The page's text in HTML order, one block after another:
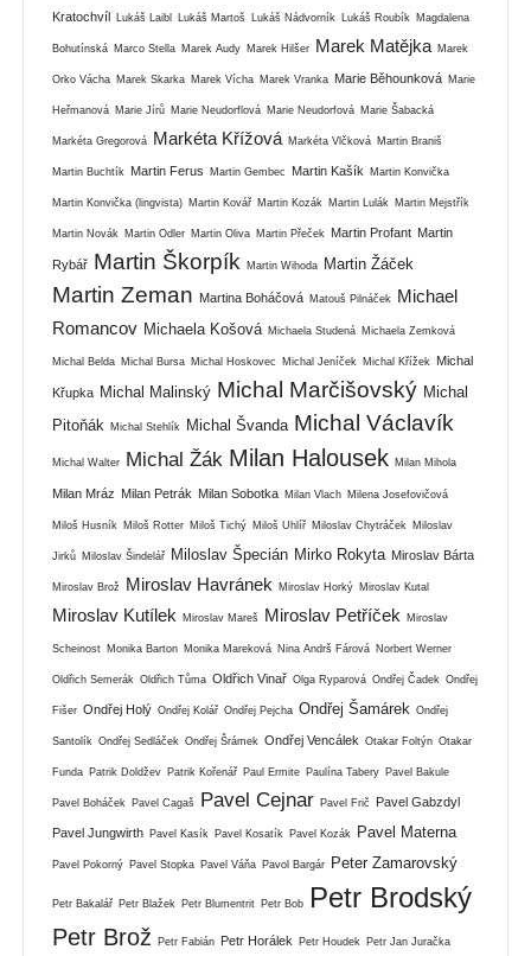
Kratochvíl Lukáš Laibl Lukáš Martoš Lukáš Nádvorník Lukáš Roubík Magdalena
Bohutínská Marco Stella Marek Audy Marek Hilšer Marek Matějka Marek
Orko Vácha Marek Skarka Marek Vícha Marek Vranka Marie Běhounková Marie
Heřmanová Marie Jírů Marie Neudorflová Marie Neudorfová Marie Šabacká
Markéta Gregorová Markéta Křížová Markéta Vlčková Martin Braniš
Martin Buchtík Martin Ferus Martin Gembec Martin Kašík Martin Konvička
Martin Konvička (lingvista) Martin Kovář Martin Kozák Martin Lulák Martin Mejstřík
Martin Novák Martin Odler Martin Oliva Martin Přeček Martin Profant Martin
Rybář Martin Škorpík Martin Wihoda Martin Žáček
Martin Zeman Martina Boháčová Matouš Pilnáček Michael
Romancov Michaela Košová Michaela Studená Michaela Zemková
Michal Belda Michal Bursa Michal Hoskovec Michal Jeníček Michal Křížek Michal
Křupka Michal Malinský Michal Marčišovský Michal
Pitoňák Michal Stehlík Michal Švanda Michal Václavík
Michal Walter Michal Žák Milan Halousek Milan Mihola
Milan Mráz Milan Petrák Milan Sobotka Milan Vlach Milena Josefovičová
Miloš Husník Miloš Rotter Miloš Tichý Miloš Uhlíř Miloslav Chytráček Miloslav
Jirků Miloslav Šindelář Miloslav Špecián Mirko Rokyta Miroslav Bárta
Miroslav Brož Miroslav Havránek Miroslav Horký Miroslav Kutal
Miroslav Kutílek Miroslav Mareš Miroslav Petříček Miroslav
Scheinost Monika Barton Monika Mareková Nina Andrš Fárová Norbert Werner
Oldřich Semerák Oldřich Tůma Oldřich Vinař Olga Ryparová Ondřej Čadek Ondřej
Fišer Ondřej Holý Ondřej Kolář Ondřej Pejcha Ondřej Šamárek Ondřej
Santolík Ondřej Sedláček Ondřej Šrámek Ondřej Vencálek Otakar Foltýn Otakar
Funda Patrik Doldžev Patrik Kořenář Paul Ermite Paulína Tabery Pavel Bakule
Pavel Boháček Pavel Cagaš Pavel Cejnar Pavel Frič Pavel Gabzdyl
Pavel Jungwirth Pavel Kasík Pavel Kosatík Pavel Kozák Pavel Materna
Pavel Pokorný Pavel Stopka Pavel Váňa Pavol Bargár Peter Zamarovský
Petr Bakalář Petr Blažek Petr Blumentrit Petr Bob Petr Brodský
Petr Brož Petr Fabián Petr Horálek Petr Houdek Petr Jan Juračka